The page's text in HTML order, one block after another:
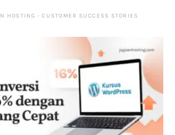
HOSTING - CUSTOMER SUCCESS STORIES